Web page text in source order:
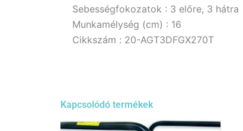
Sebességfokozatok : 3 előre, 3 hátra
Munkamélység (cm) : 16
Cikkszám : 20-AGT3DFGX270T
Kapcsolódó termékek